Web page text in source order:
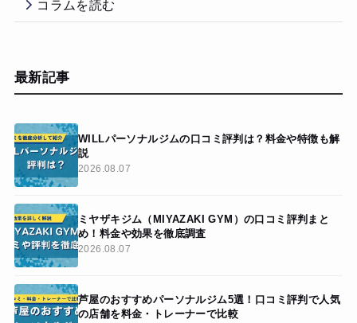
コラムを読む
最新記事
WILLパーソナルジムの口コミ評判は？料金や特徴も解
説
2026.08.07
ミヤザキジム（MIYAZAKI GYM）の口コミ評判まと
め！料金や効果を徹底調査
2026.08.07
芦屋のおすすめパーソナルジム5選！口コミ評判で人気
の店舗を料金・トレーナーで比較